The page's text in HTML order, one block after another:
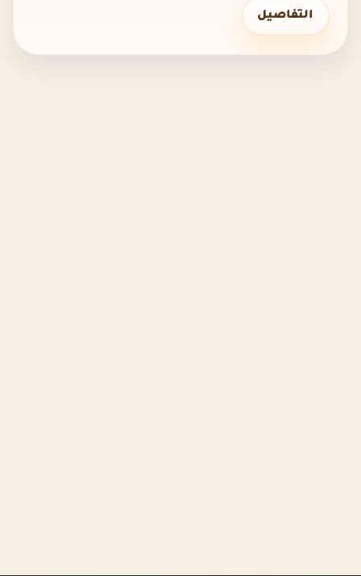
التجارية ويوفر تجربة تسوق سلسة وآمنة لعملائك.
التفاصيل